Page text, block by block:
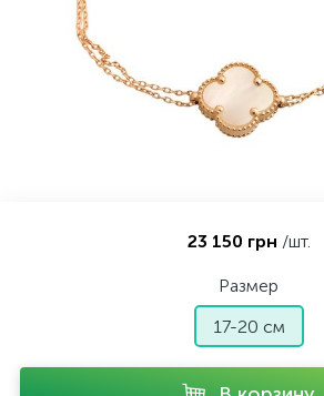
23 150 грн /шт.
Размер
17-20 см
КонтактыСеребряные колье
Серебряные цепочки
Серебряные сувениры